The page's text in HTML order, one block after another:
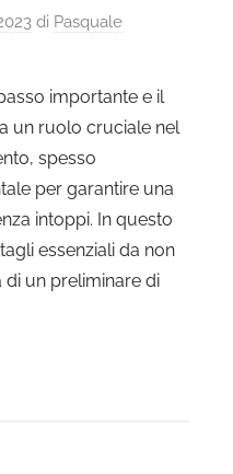
di Pasquale
importante e il
un ruolo cruciale nel
spesso
per garantire una
intoppi. In questo
essenziali da non
un preliminare di